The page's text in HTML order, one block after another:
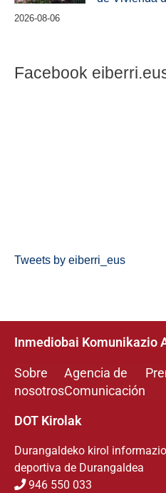
2026-08-06
Facebook
Tweets by eiberri_eus
Inmediobai Komunikazio
Sobre
nosotros
Agencia de
Comunicación
DOT Kirolak
Durangaldeko kirol
deportiva de Durangaldea
946 550 033